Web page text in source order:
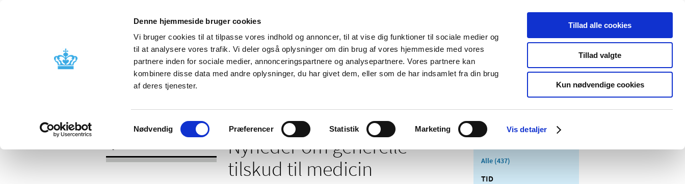
Denne hjemmeside bruger cookies
Vi bruger cookies til at tilpasse vores indhold og annoncer, til at vise dig funktioner til sociale medier og
til at analysere vores trafik. Vi deler også oplysninger om din brug af vores hjemmeside med vores
partnere inden for sociale medier, annonceringspartnere og analysepartnere. Vores partnere kan
kombinere disse data med andre oplysninger, du har givet dem, eller som de har indsamlet fra din brug
af deres tjenester.
Samtykkevalg
Nødvendig Præferencer Statistik Marketing Vis detaljer
Tillad alle cookies
Tillad valgte
Kun nødvendige cookies
Nyheder Om os Kontakt Udgivelser
Godkendelse og
Bivirkninger og
produktinformation
Tilskud og
Apoteker og salg af
Medicinsk
Særlige
produktområder
Nyheder om generelle
tilskud til medicin
Alle (437)
TID